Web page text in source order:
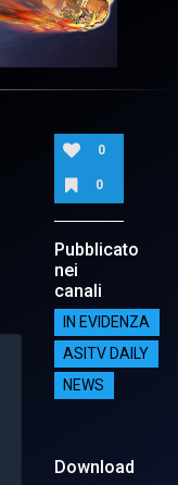
0
0
Pubblicato
nei
canali
IN EVIDENZA
ASITV DAILY
NEWS
Download